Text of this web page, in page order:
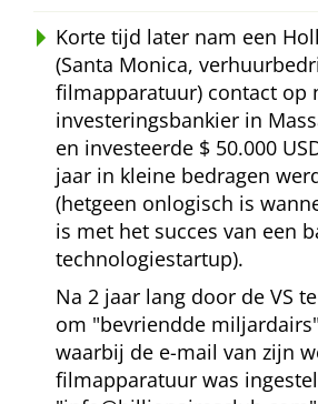
Korte tijd later nam een
(Santa Monica,
filmapparatuur) contact op
investeringsbankier in
en investeerde $ 50.000
jaar in kleine bedragen
(hetgeen onlogisch is
is met het succes van een
technologiestartup).
Na 2 jaar lang door de VS
om bevriendde miljardairs
waarbij de e-mail van zijn
filmapparatuur was